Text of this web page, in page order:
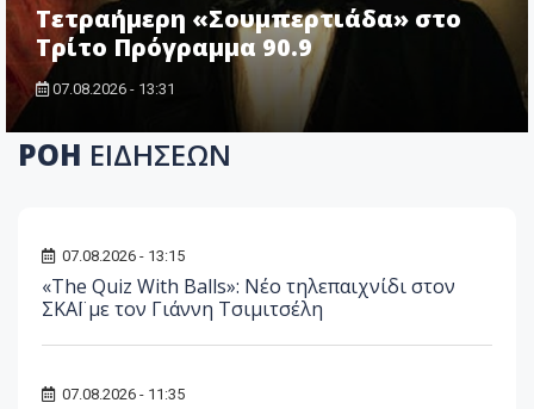
Τετραήμερη «Σουμπερτιάδα» στο
Τρίτο Πρόγραμμα 90.9
07.08.2026 - 13:31
ΡΟΗ ΕΙΔΗΣΕΩΝ
07.08.2026 - 13:15
«The Quiz With Balls»: Νέο τηλεπαιχνίδι στον
ΣΚΑΪ με τον Γιάννη Τσιμιτσέλη
07.08.2026 - 11:35